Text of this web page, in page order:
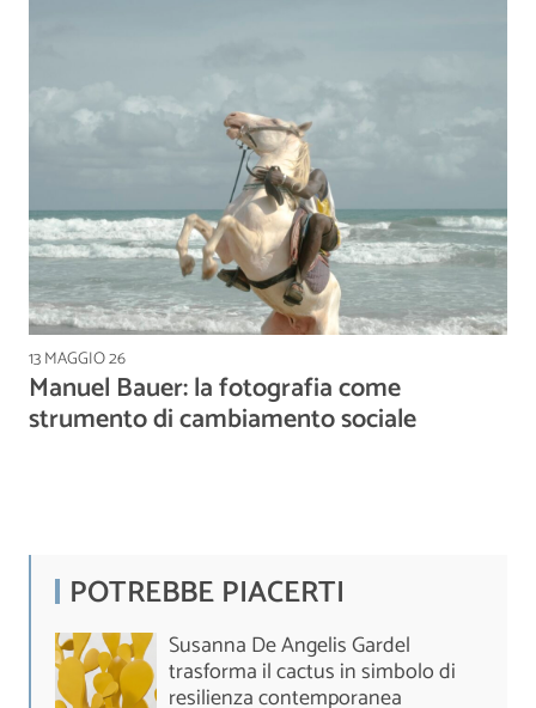
13 MAGGIO 26
Manuel Bauer: la fotografia come
strumento di cambiamento sociale
POTREBBE PIACERTI
Susanna De Angelis Gardel
trasforma il cactus in simbolo di
resilienza contemporanea